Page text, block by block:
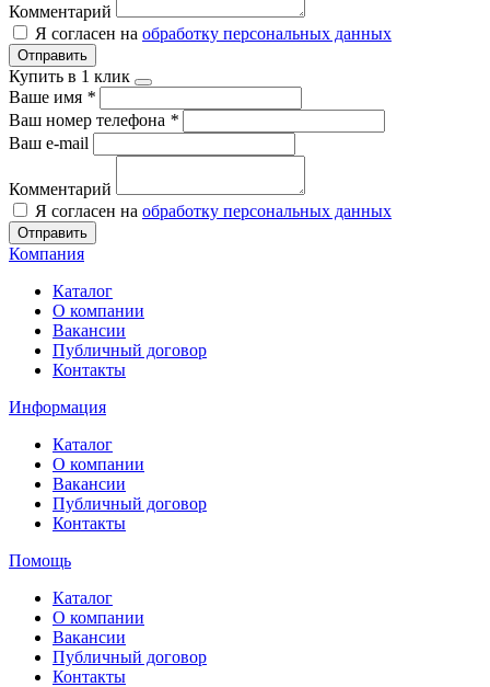
Комментарий
Я согласен на обработку персональных данных
Отправить
Купить в 1 клик
Ваше имя *
Ваш номер телефона *
Ваш e-mail
Комментарий
Я согласен на обработку персональных данных
Отправить
Компания
Каталог
О компании
Вакансии
Публичный договор
Контакты
Информация
Каталог
О компании
Вакансии
Публичный договор
Контакты
Помощь
Каталог
О компании
Вакансии
Публичный договор
Контакты